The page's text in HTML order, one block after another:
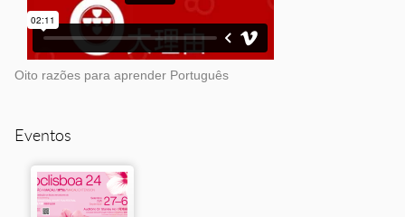
Oito razões para aprender Português
Eventos